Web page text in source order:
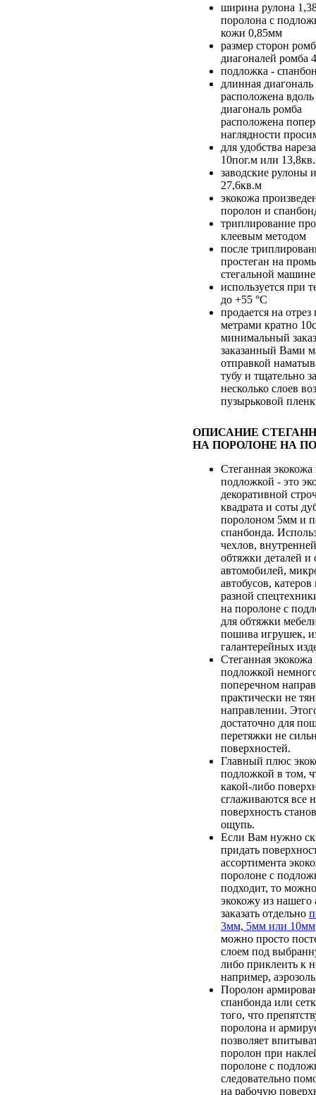
ширина рулона
поролона с
кожи 0,85мм
размер сторон
диагоналей ромба
подложка -
длинная
расположена вдоль
диагональ ромба
расположена
наглядности
для удобства
10пог.м или
заводские рулоны
27,6кв.м
экокожа
поролон и
триплирование
клеевым методом
после
простеган на
стегальной машине
используется при
до +55 °С
продается на
метрами кратно
минимальный
заказанный Вами
отправкой
тубу и тщательно
несколько слоев
пузырьковой
ОПИСАНИЕ
НА ПОРОЛОНЕ НА
Стеганная
подложкой - это
декоративной
квадрата и соты
поролоном 5мм и
спанбонда.
чехлов,
обтяжки деталей и
автомобилей,
автобусов,
разной
на поролоне с
для обтяжки
пошива игрушек,
галантерейных
Стеганная
подложкой
поперечном
практически не
направлении.
достаточно для
перетяжки не
поверхностей.
Главный плюс
подложкой в том,
какой-либо
сглаживаются все
поверхность
ощупь.
Если Вам нужно
придать
ассортимента
поролоне с
подходит, то
экокожу из нашего
заказать отдельно
3мм, 5мм или 10мм
можно просто
слоем под
либо приклеить к
например,
Поролон
спанбонда или
того, что
поролона и
позволяет
поролон при
поролоне с
следовательно
на рабочую